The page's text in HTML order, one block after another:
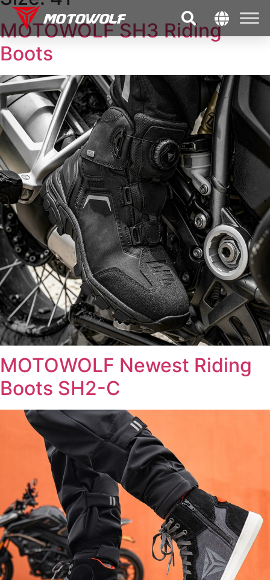
MOTOWOLF SH3 Riding
Boots
MOTOWOLF Newest Riding
Boots SH2-C